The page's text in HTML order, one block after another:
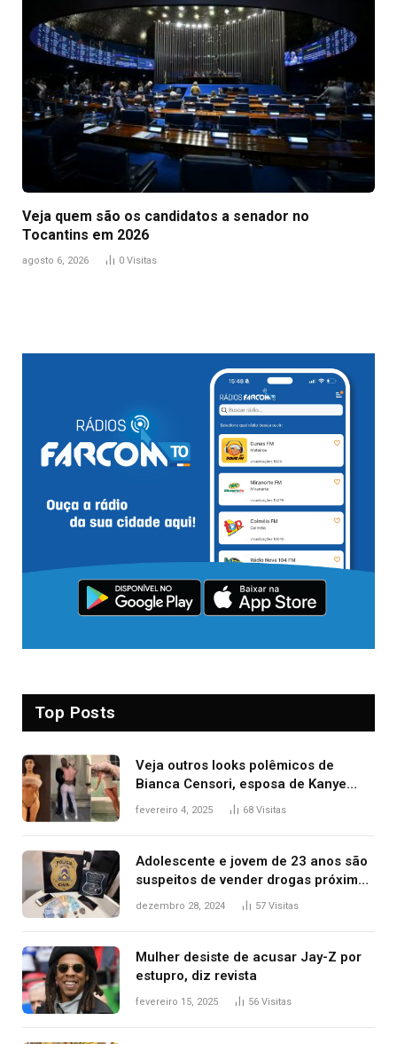
Veja quem são os candidatos a senador no
Tocantins em 2026
agosto 6, 2026 0 Visitas
Top Posts
Veja outros looks polêmicos de
Bianca Censori, esposa de Kanye
West que apareceu nua no Grammy
fevereiro 4, 2025 68 Visitas
Adolescente e jovem de 23 anos são
suspeitos de vender drogas próximo
de delegacia e escola, diz polícia
dezembro 28, 2024 57 Visitas
Mulher desiste de acusar Jay-Z por
estupro, diz revista
fevereiro 15, 2025 56 Visitas